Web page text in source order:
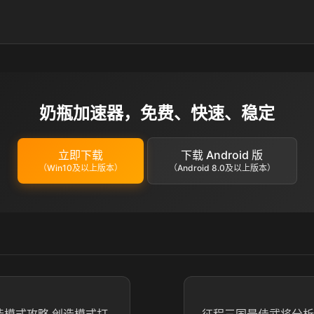
奶瓶加速器，免费、快速、稳定
立即下载
（Win10及以上版本）
下载 Android 版
（Android 8.0及以上版本）